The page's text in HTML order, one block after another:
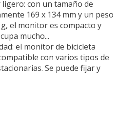
ligero: con un tamaño de
169 x 134 mm y un peso
el monitor es compacto y
mucho...
el monitor de bicicleta
con varios tipos de
Se puede fijar y